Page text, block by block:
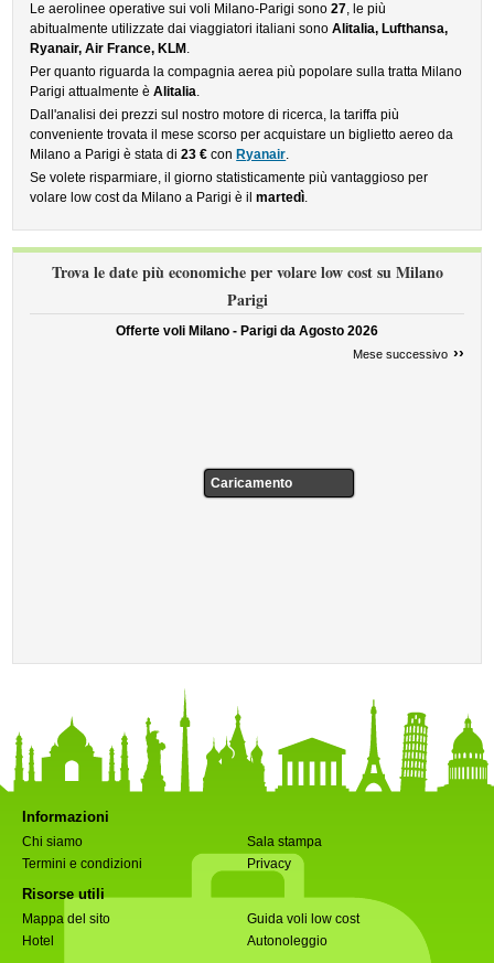
Le aerolinee operative sui voli Milano-Parigi sono27, le più
abitualmente utilizzate dai viaggiatori italiani sonoAlitalia, Lufthansa,
Ryanair, Air France, KLM .
Per quanto riguarda la compagnia aerea più popolare sulla tratta Milano
Parigi attualmente èAlitalia.
Dall'analisi dei prezzi sul nostro motore di ricerca, la tariffa più
conveniente trovata il mese scorso per acquistare un biglietto aereo da
Milano a Parigi è stata di23 € con Ryanair.
Se volete risparmiare, il giorno statisticamente più vantaggioso per
volare low cost da Milano a Parigi è ilmartedì.
Trova le date più economiche per volare low cost su Milano
Parigi
Offerte voli Milano - Parigi da Agosto 2026
Mese successivo ››
Caricamento
Informazioni
Chi siamo
Sala stampa
Termini e condizioni
Privacy
Risorse utili
Mappa del sito
Guida voli low cost
Hotel
Autonoleggio